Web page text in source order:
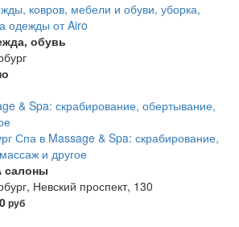
ковров, мебели и обуви, уборка,
одежды от Airo
обувь
Спа в Massage & Spa: скрабирование,
и другое
салоны
Невский проспект, 130
руб